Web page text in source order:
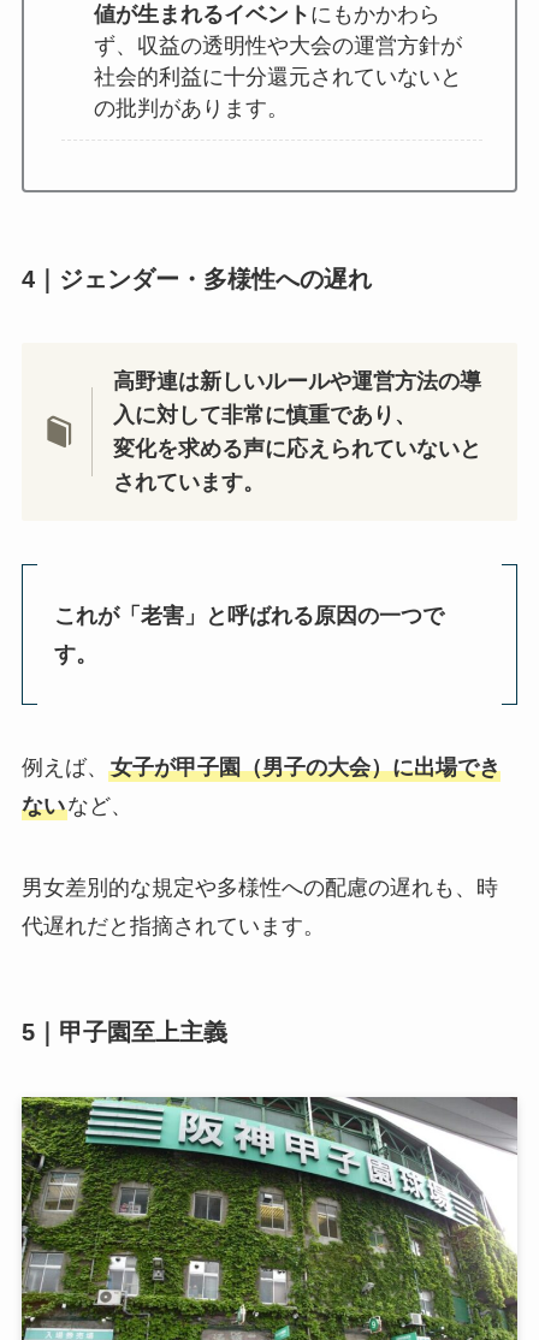
値が生まれるイベント にもかかわら
ず、収益の透明性や大会の運営方針が
社会的利益に十分還元されていないと
の批判があります。
4｜ジェンダー・多様性への遅れ
高野連は新しいルールや運営方法の導
入に対して非常に慎重であり、
変化を求める声に応えられていないと
されています。
これが「老害」と呼ばれる原因の一つで
す。
例えば、 女子が甲子園（男子の大会）に出場でき
ないなど、
男女差別的な規定や多様性への配慮の遅れも、時
代遅れだと指摘されています。
5｜甲子園至上主義